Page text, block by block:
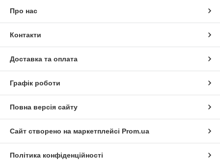
Про нас
Контакти
Доставка та оплата
Графік роботи
Повна версія сайту
Сайт створено на маркетплейсі Prom.ua
Політика конфіденційності